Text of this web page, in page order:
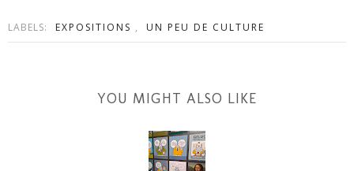
LABELS: EXPOSITIONS , UN PEU DE CULTURE
YOU MIGHT ALSO LIKE